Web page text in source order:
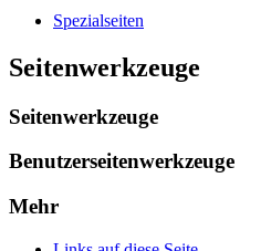
Spezialseiten
Seitenwerkzeuge
Seitenwerkzeuge
Benutzerseitenwerkzeuge
Mehr